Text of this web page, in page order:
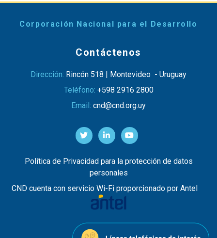
Corporación Nacional para el Desarrollo
Contáctenos
Dirección: Rincón 518 | Montevideo - Uruguay
Teléfono: +598 2916 2800
Email: cnd@cnd.org.uy
Política de Privacidad para la protección de datos
personales
CND cuenta con servicio Wi-Fi proporcionado por Antel